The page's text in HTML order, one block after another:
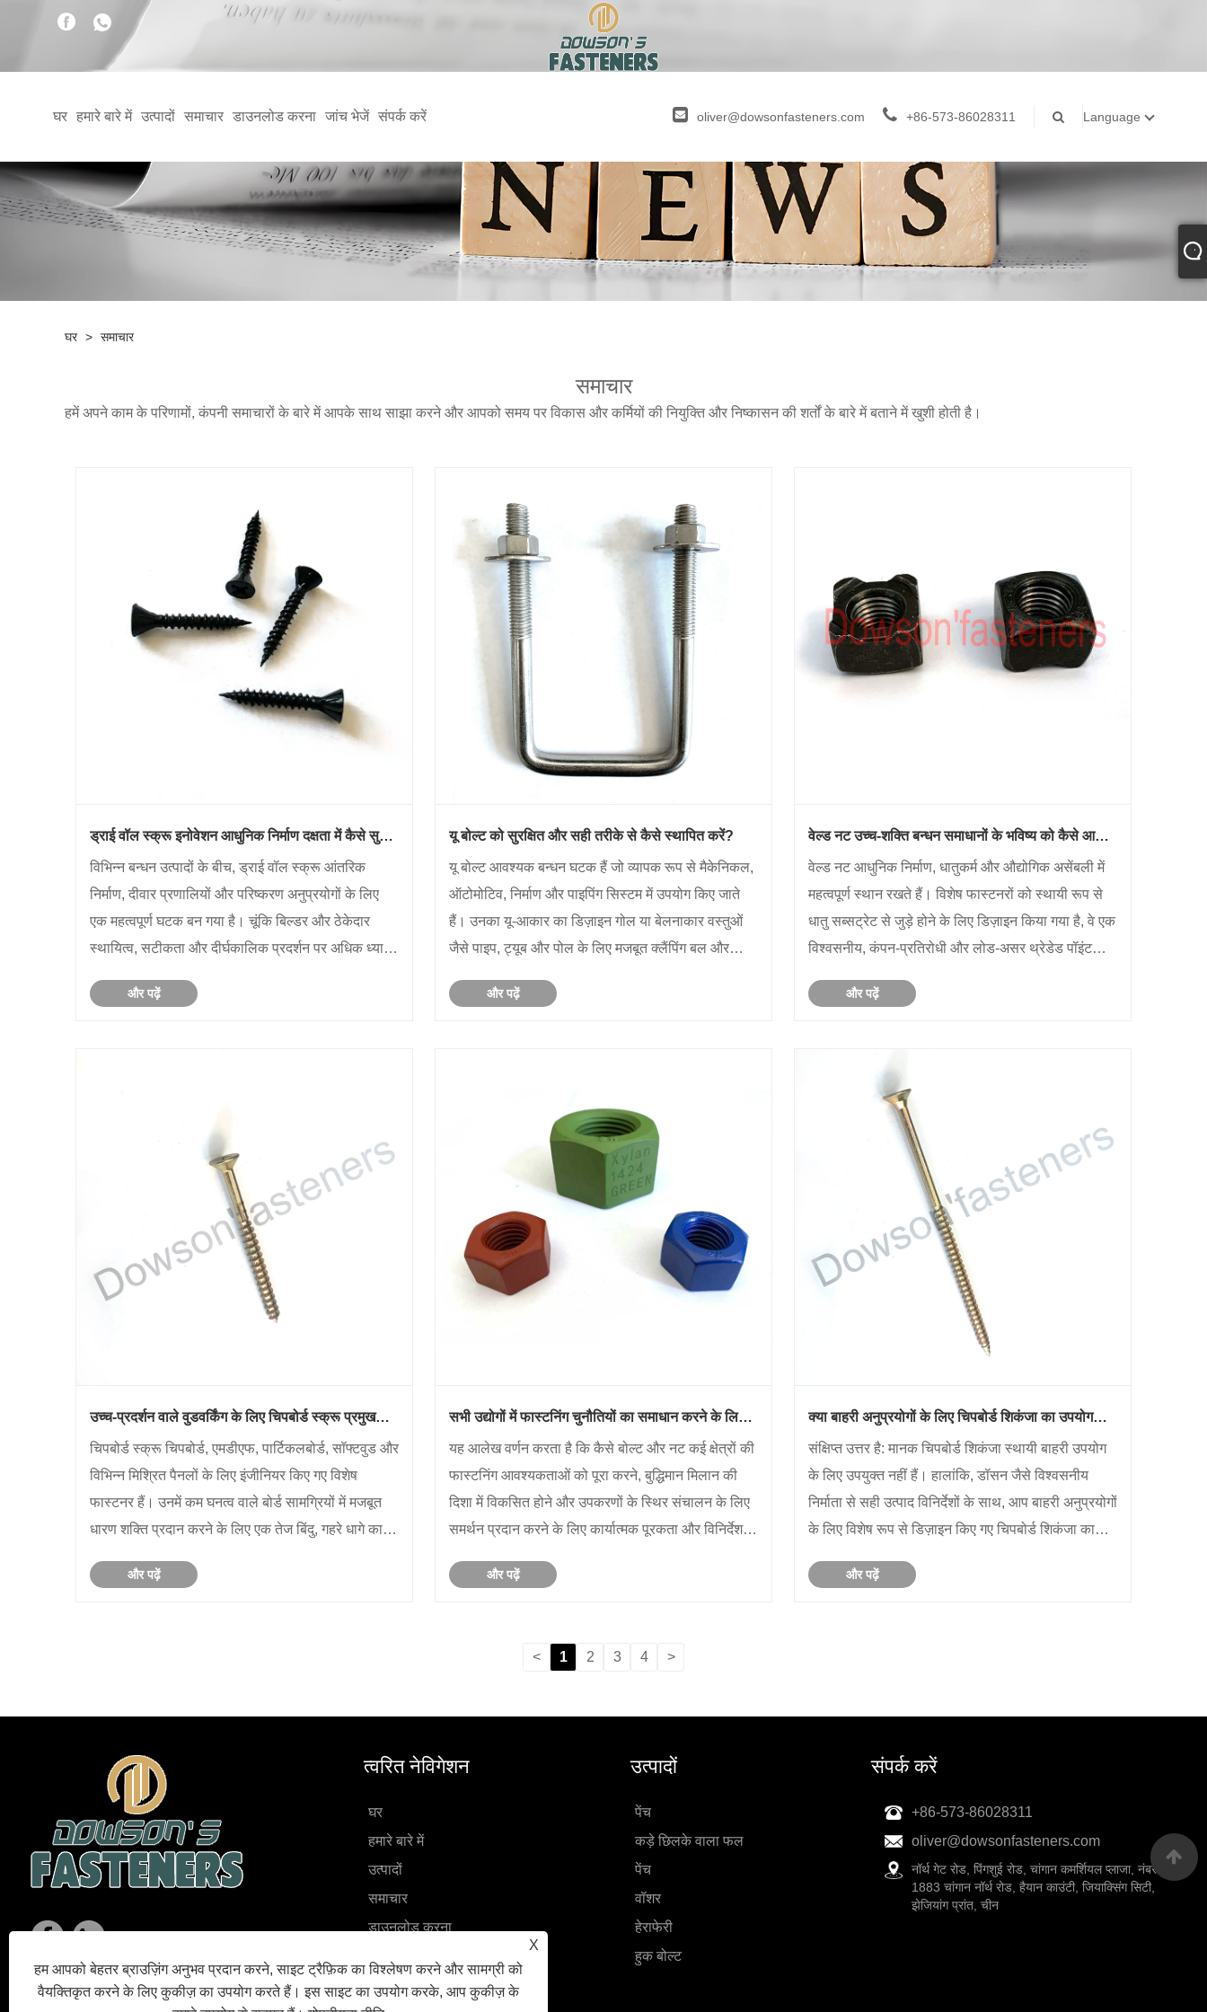
घर हमारे बारे में उत्पादों समाचार डाउनलोड करना जांच भेजें संपर्क करें oliver@dowsonfasteners.com +86-573-86028311 Language
घर > समाचार
समाचार
हमें अपने काम के परिणामों, कंपनी समाचारों के बारे में आपके साथ साझा करने और आपको समय पर विकास और कर्मियों की नियुक्ति और निष्कासन की शर्तों के बारे में बताने में खुशी होती है।
ड्राई वॉल स्क्रू इनोवेशन आधुनिक निर्माण दक्षता में कैसे सुधार
विभिन्न बन्धन उत्पादों के बीच, ड्राई वॉल स्क्रू आंतरिक
निर्माण, दीवार प्रणालियों और परिष्करण अनुप्रयोगों के लिए
एक महत्वपूर्ण घटक बन गया है। चूंकि बिल्डर और ठेकेदार
स्थायित्व, सटीकता और दीर्घकालिक प्रदर्शन पर अधिक ध्यान
को पूरा करने के लिए स्क......
और पढ़ें
यू बोल्ट को सुरक्षित और सही तरीके से कैसे स्थापित करें?
यू बोल्ट आवश्यक बन्धन घटक हैं जो व्यापक रूप से मैकेनिकल,
ऑटोमोटिव, निर्माण और पाइपिंग सिस्टम में उपयोग किए जाते
हैं। उनका यू-आकार का डिज़ाइन गोल या बेलनाकार वस्तुओं
जैसे पाइप, ट्यूब और पोल के लिए मजबूत क्लैंपिंग बल और
से संरचनात्मक विफलता, कंपन ......
और पढ़ें
वेल्ड नट उच्च-शक्ति बन्धन समाधानों के भविष्य को कैसे आकार
वेल्ड नट आधुनिक निर्माण, धातुकर्म और औद्योगिक असेंबली में
महत्वपूर्ण स्थान रखते हैं। विशेष फास्टनरों को स्थायी रूप से
धातु सब्सट्रेट से जुड़े होने के लिए डिज़ाइन किया गया है, वे एक
विश्वसनीय, कंपन-प्रतिरोधी और लोड-असर थ्रेडेड पॉइंट
और पढ़ें
उच्च-प्रदर्शन वाले वुडवर्किंग के लिए चिपबोर्ड स्क्रू प्रमुख
चिपबोर्ड स्क्रू चिपबोर्ड, एमडीएफ, पार्टिकलबोर्ड, सॉफ्टवुड और
विभिन्न मिश्रित पैनलों के लिए इंजीनियर किए गए विशेष
फास्टनर हैं। उनमें कम घनत्व वाले बोर्ड सामग्रियों में मजबूत
धारण शक्ति प्रदान करने के लिए एक तेज बिंदु, गहरे धागे का
मुख्य उद्देश्......
और पढ़ें
सभी उद्योगों में फास्टनिंग चुनौतियों का समाधान करने के लिए
यह आलेख वर्णन करता है कि कैसे बोल्ट और नट कई क्षेत्रों की
फास्टनिंग आवश्यकताओं को पूरा करने, बुद्धिमान मिलान की
दिशा में विकसित होने और उपकरणों के स्थिर संचालन के लिए
समर्थन प्रदान करने के लिए कार्यात्मक पूरकता और विनिर्देश
और पढ़ें
क्या बाहरी अनुप्रयोगों के लिए चिपबोर्ड शिकंजा का उपयोग
संक्षिप्त उत्तर है: मानक चिपबोर्ड शिकंजा स्थायी बाहरी उपयोग
के लिए उपयुक्त नहीं हैं। हालांकि, डॉसन जैसे विश्वसनीय
निर्माता से सही उत्पाद विनिर्देशों के साथ, आप बाहरी अनुप्रयोगों
के लिए विशेष रूप से डिज़ाइन किए गए चिपबोर्ड शिकंजा का
और पढ़ें
< 1 2 3 4 >
X
हम आपको बेहतर ब्राउज़िंग अनुभव प्रदान करने, साइट ट्रैफ़िक का विश्लेषण करने और सामग्री को
वैयक्तिकृत करने के लिए कुकीज़ का उपयोग करते हैं। इस साइट का उपयोग करके, आप कुकीज़ के
त्वरित नेविगेशन
घर
हमारे बारे में
उत्पादों
समाचार
डाउनलोड करना
संपर्क करें
उत्पादों
पेंच
कड़े छिलके वाला फल
पेंच
वॉशर
हेराफेरी
हुक बोल्ट
संपर्क करें
+86-573-86028311
oliver@dowsonfasteners.com
नॉर्थ गेट रोड, पिंगशुई रोड, चांगान कमर्शियल प्लाजा, नंबर
1883 चांगान नॉर्थ रोड, हैयान काउंटी, जियाक्सिंग सिटी,
झेजियांग प्रांत, चीन